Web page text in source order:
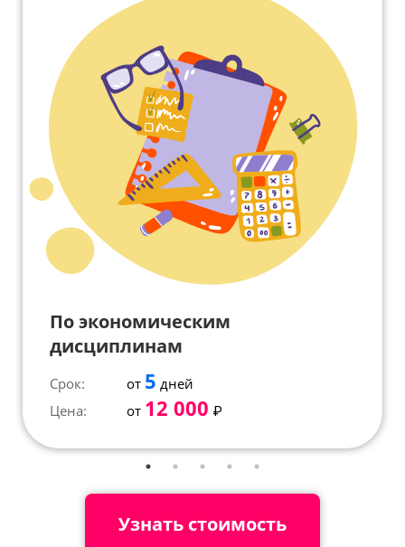
По экономическим
дисциплинам
Срок: от 5 дней
Цена:
от 12 000 ₽
Узнать стоимость